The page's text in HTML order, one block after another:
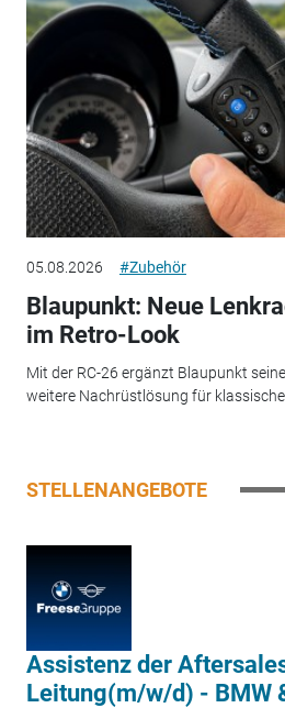
05.08.2026 #Zubehör
Blaupunkt: Neue
im Retro-Look
Mit der RC-26 ergänzt Blaupunkt
weitere Nachrüstlösung für
STELLENANGEBOTE
Assistenz der
Leitung(m/w/d) - BMW